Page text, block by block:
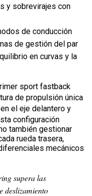
y sobrevirajes con
de conducción
de gestión del par
en curvas y la
sport fastback
de propulsión única
el eje delantero y
configuración
también gestionar
rueda trasera,
mecánicos
supera las
deslizamiento